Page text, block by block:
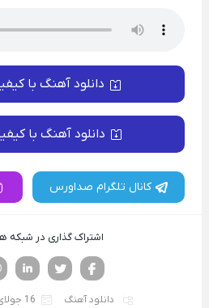
دانلود آهنگ با
دانلود آهنگ با
کانال تلگرام صداورس
اشتراک گذاری در شبکه
فیسوک
دانلود آهنگ 16 جولای 2025